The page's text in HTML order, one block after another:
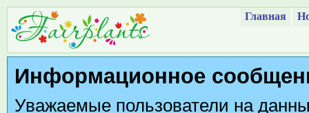
Главная
Информационное
Уважаемые пользователи на